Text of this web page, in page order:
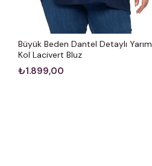
Büyük Beden Dantel Detaylı Yarım
Kol Lacivert Bluz
₺1.899,00